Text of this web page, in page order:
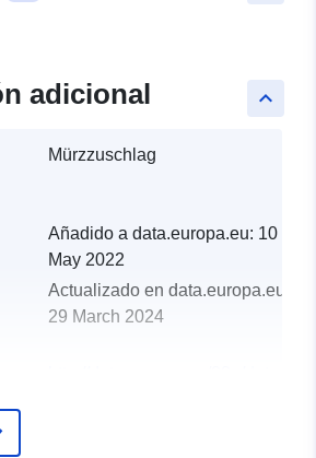
keyboard_arrow_up
adicional
Mürzzuschlag
Añadido a data.europa.eu: 10
May 2022
Actualizado en data.europa.eu:
29 March 2024